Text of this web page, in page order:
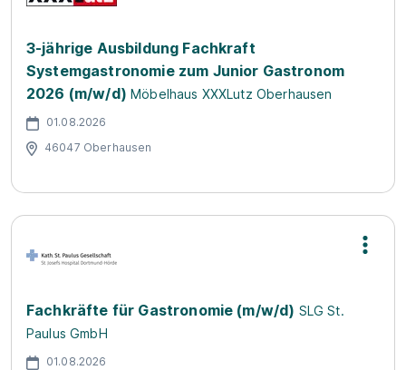
3-jährige Ausbildung Fachkraft
Systemgastronomie zum Junior Gastronom
2026 (m/w/d) Möbelhaus XXXLutz Oberhausen
01.08.2026
46047 Oberhausen
Fachkräfte für Gastronomie (m/w/d) SLG St.
Paulus GmbH
01.08.2026